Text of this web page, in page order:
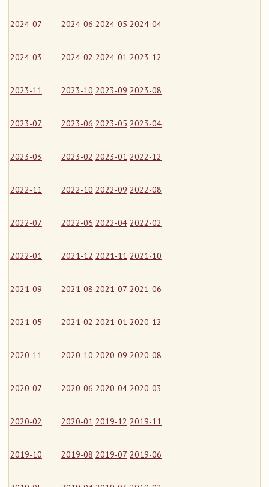
2024-07 2024-06 2024-05 2024-04
2024-03 2024-02 2024-01 2023-12
2023-11 2023-10 2023-09 2023-08
2023-07 2023-06 2023-05 2023-04
2023-03 2023-02 2023-01 2022-12
2022-11 2022-10 2022-09 2022-08
2022-07 2022-06 2022-04 2022-02
2022-01 2021-12 2021-11 2021-10
2021-09 2021-08 2021-07 2021-06
2021-05 2021-02 2021-01 2020-12
2020-11 2020-10 2020-09 2020-08
2020-07 2020-06 2020-04 2020-03
2020-02 2020-01 2019-12 2019-11
2019-10 2019-08 2019-07 2019-06